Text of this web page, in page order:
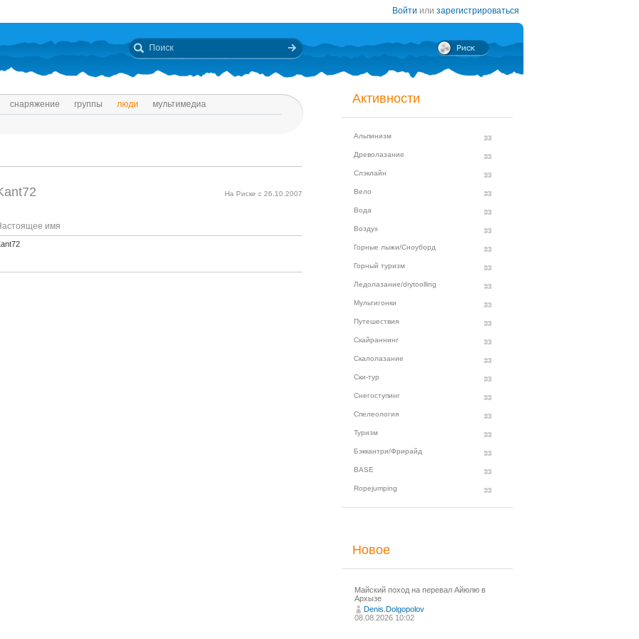
Войти или зарегистрироваться
снаряжение группы люди мультимедиа
На Риске с 26.10.2007
имя
Активности
Альпинизм
Древолазание
Слэклайн
Вело
Вода
Воздух
Горные лыжи/Сноуборд
Горный туризм
Ледолазание/drytoolling
Мультигонки
Путешествия
Скайраннинг
Скалолазание
Ски-тур
Снегоступинг
Спелеология
Туризм
Бэккантри/Фрирайд
BASE
Ropejumping
Новое
Майский поход на перевал Айюлю в
Архызе
Denis.Dolgopolov
08.08.2026 10:02